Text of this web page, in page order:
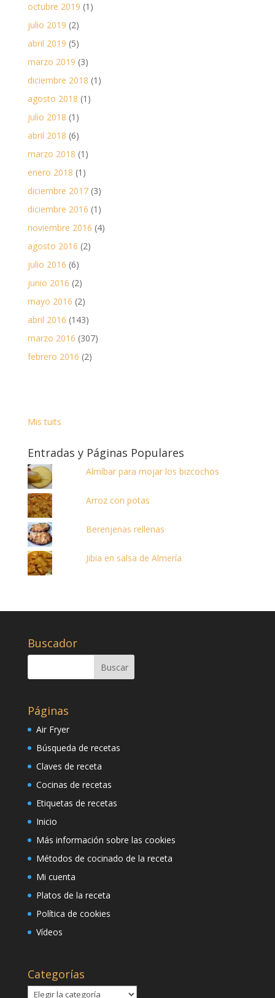
octubre 2019 (1)
julio 2019 (2)
abril 2019 (5)
marzo 2019 (3)
diciembre 2018 (1)
agosto 2018 (1)
julio 2018 (1)
abril 2018 (6)
marzo 2018 (1)
enero 2018 (1)
diciembre 2017(3)
diciembre 2016 (1)
noviembre 2016 (4)
agosto 2016 (2)
julio 2016 (6)
junio 2016 (2)
mayo 2016 (2)
abril 2016 (143)
marzo 2016 (307)
febrero 2016 (2)
Mis tuits
Entradas y Páginas Populares
Almíbar para mojar los bizcochos
Arroz con potas
Berenjenas rellenas
Jibia en salsa de Almería
Buscador
Páginas
Air Fryer
Búsqueda de recetas
Claves de receta
Cocinas de recetas
Etiquetas de recetas
Inicio
Más información sobre las cookies
Métodos de cocinado de la receta
Mi cuenta
Platos de la receta
Política de cookies
Vídeos
Categorías
Categorías